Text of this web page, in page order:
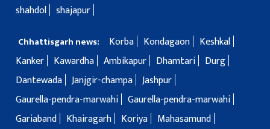
shahdol shajapur
Chhattisgarh news: Korba Kondagaon
Keshkal
Kanker
Kawardha Ambikapur Dhamtari
Durg
Dantewada Janjgir-champa Jashpur
Gaurella-pendra-marwahi Gaurella-pendra-marwahi
Gariaband
Khairagarh Koriya
Mahasamund